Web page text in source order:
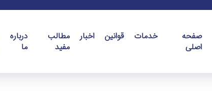
صفحه
اصلی
خدمات قوانین اخبار
مطالب
مفید
درباره
ما